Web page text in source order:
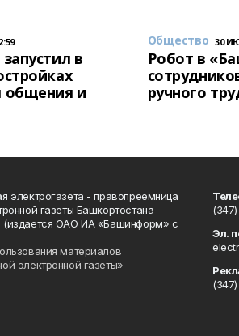
в
общения и
Общество 30
Робот в
ручного
электрогазета - правопреемница
газеты Башкортостана
ОАО ИА «Башинформ» с
материалов
электронной газеты»
Эл.